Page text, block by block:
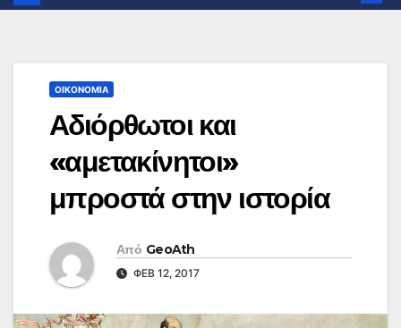
ΟΙΚΟΝΟΜΊΑ
Αδιόρθωτοι και
«αμετακίνητοι»
μπροστά στην ιστορία
Από GeoAth
ΦΕΒ 12, 2017